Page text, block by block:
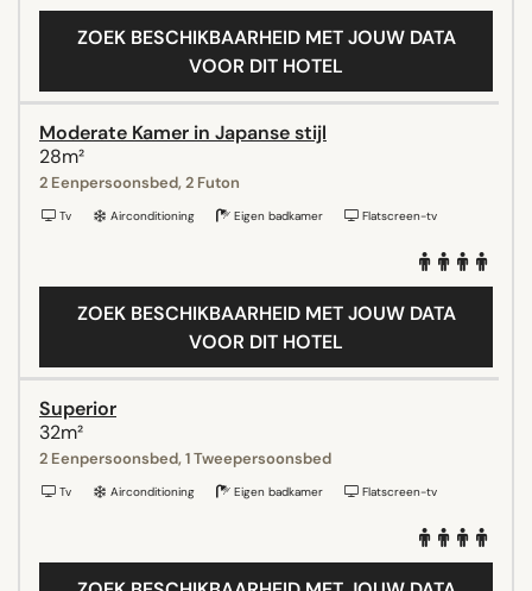
ZOEK BESCHIKBAARHEID MET JOUW DATA
VOOR DIT HOTEL
Moderate Kamer in Japanse stijl
28m²
2 Eenpersoonsbed, 2 Futon
Tv Airconditioning Eigen badkamer Flatscreen-tv
ZOEK BESCHIKBAARHEID MET JOUW DATA
VOOR DIT HOTEL
Superior
32m²
2 Eenpersoonsbed, 1 Tweepersoonsbed
Tv Airconditioning Eigen badkamer Flatscreen-tv